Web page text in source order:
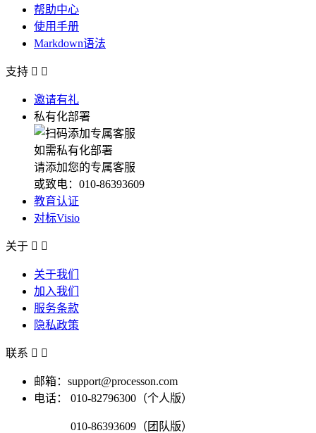
帮助中心
使用手册
Markdown语法
支持  
邀请有礼
私有化部署
如需私有化部署
请添加您的专属客服
或致电：010-86393609
教育认证
对标Visio
关于  
关于我们
加入我们
服务条款
隐私政策
联系  
邮箱：support@processon.com
电话：
010-82796300（个人版）
010-86393609（团队版）